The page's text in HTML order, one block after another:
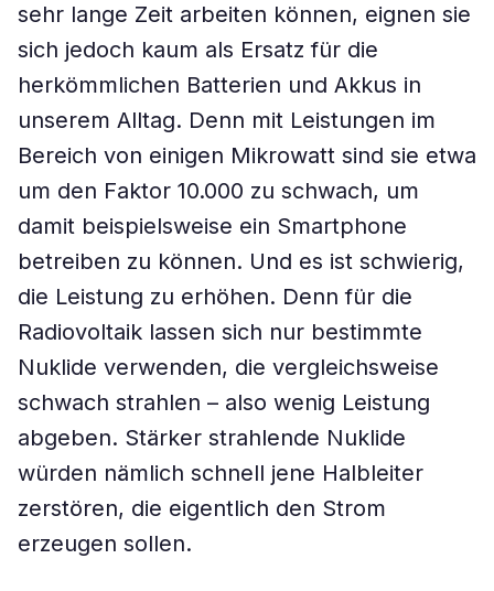
sehr lange Zeit arbeiten können, eignen sie
sich jedoch kaum als Ersatz für die
herkömmlichen Batterien und Akkus in
unserem Alltag. Denn mit Leistungen im
Bereich von einigen Mikrowatt sind sie etwa
um den Faktor 10.000 zu schwach, um
damit beispielsweise ein Smartphone
betreiben zu können. Und es ist schwierig,
die Leistung zu erhöhen. Denn für die
Radiovoltaik lassen sich nur bestimmte
Nuklide verwenden, die vergleichsweise
schwach strahlen – also wenig Leistung
abgeben. Stärker strahlende Nuklide
würden nämlich schnell jene Halbleiter
zerstören, die eigentlich den Strom
erzeugen sollen.